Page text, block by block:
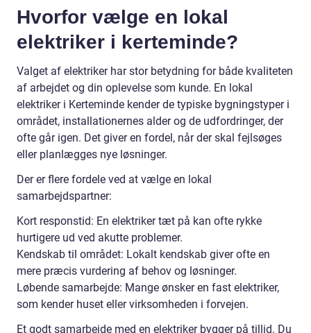
Hvorfor vælge en lokal
elektriker i kerteminde?
Valget af elektriker har stor betydning for både kvaliteten
af arbejdet og din oplevelse som kunde. En lokal
elektriker i Kerteminde kender de typiske bygningstyper i
området, installationernes alder og de udfordringer, der
ofte går igen. Det giver en fordel, når der skal fejlsøges
eller planlægges nye løsninger.
Der er flere fordele ved at vælge en lokal
samarbejdspartner:
Kort responstid: En elektriker tæt på kan ofte rykke
hurtigere ud ved akutte problemer.
Kendskab til området: Lokalt kendskab giver ofte en
mere præcis vurdering af behov og løsninger.
Løbende samarbejde: Mange ønsker en fast elektriker,
som kender huset eller virksomheden i forvejen.
Et godt samarbejde med en elektriker bygger på tillid. Du